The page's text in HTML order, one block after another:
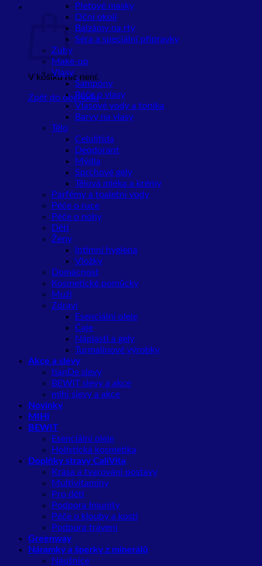
V košíku nic není.
Zpět do obchodu
Pleťové masky
Oční okolí
Balzámy na rty
Séra a speciální přípravky
Zuby
Make-up
Vlasy
Šampóny
Péče o vlasy
Vlasové vody a tonika
Barvy na vlasy
Tělo
Celulitida
Deodorant
Mýdla
Sprchové gely
Tělová mléka a krémy
Parfémy a toaletní vody
Péče o ruce
Péče o nohy
Děti
Ženy
Intimní hygiena
Vložky
Domácnost
Kosmetické pomůcky
Muži
Zdraví
Esenciální oleje
Čaje
Náplasti a gely
Turmalínové výrobky
Akce a slevy
tianDe slevy
BEWIT slevy a akce
mihi slevy a akce
Novinky
MIHI
BEWIT
Esenciální oleje
Holistická kosmetika
Doplňky stravy CaliVita
Krása a tvarování postavy
Multivitamíny
Pro děti
Podpora Imunity
Péče o klouby a kosti
Podpora trávení
Greenway
Náramky a šperky z minerálů
Náušnice